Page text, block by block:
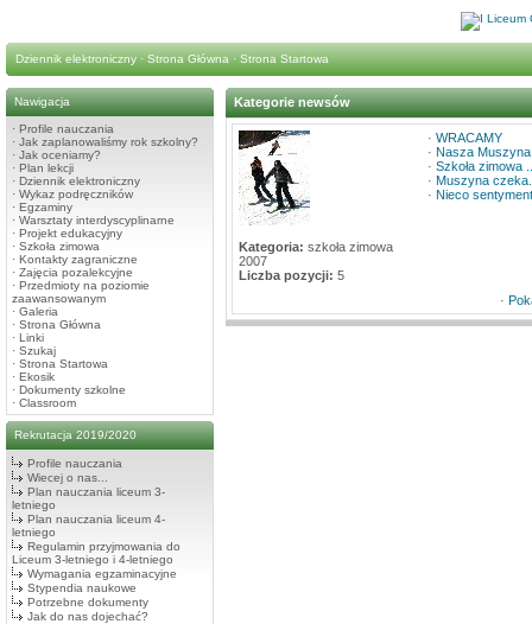
Dziennik elektroniczny · Strona Główna · Strona Startowa
Nawigacja
· Profile nauczania
· Jak zaplanowaliśmy rok szkolny?
· Jak oceniamy?
· Plan lekcji
· Dziennik elektroniczny
· Wykaz podręczników
· Egzaminy
· Warsztaty interdyscyplinarne
· Projekt edukacyjny
· Szkoła zimowa
· Kontakty zagraniczne
· Zajęcia pozalekcyjne
· Przedmioty na poziomie
zaawansowanym
· Galeria
· Strona Główna
· Linki
· Szukaj
· Strona Startowa
· Ekosik
· Dokumenty szkolne
· Classroom
Rekrutacja 2019/2020
Profile nauczania
Wiecej o nas...
Plan nauczania liceum 3-
letniego
Plan nauczania liceum 4-
letniego
Regulamin przyjmowania do
Liceum 3-letniego i 4-letniego
Wymagania egzaminacyjne
Stypendia naukowe
Potrzebne dokumenty
Jak do nas dojechać?
Kategorie newsów
Kategoria: szkoła zimowa
2007
Liczba pozycji: 5
· WRACAMY
· Nasza Muszyna
· Szkoła zimowa
· Muszyna
· Nieco
·